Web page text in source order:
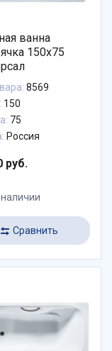
ванна
150x75
8569
150
75
Россия
руб.
Сравнить